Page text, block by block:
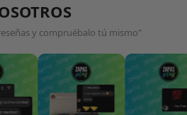
y compruébalo tú mismo"